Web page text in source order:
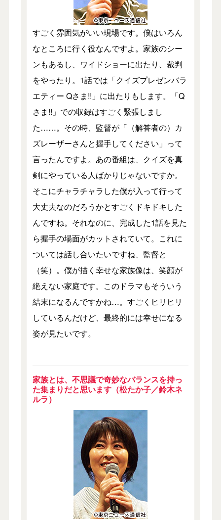
すごく雰囲気がいい現場です。僕はいろん
なところに行く役なんですよ。家族のシー
ンもあるし、ワイドショーに出たり、裁判
をやったり。1話では「クイズプレゼンバラ
エティー Qさま!!」に出たりもします。「Q
さま!!」での収録はすごく緊張しまし
た……。その時、監督が「（解答者の）カ
ズレーザーさんと握手してください」って
言ったんですよ。あの番組は、クイズを真
剣にやっている人ばかりじゃないですか。
そこにチャラチャラした僕が入って行って
大丈夫なのだろうかとすごくドキドキした
んですね。それなのに、完成した1話を見た
ら握手の場面がカットされていて。これに
ついては話し合いたいですね、監督と
（笑）。僕が描く幸せな家族像は、笑顔が
絶えない家庭です。このドラマもそういう
結末になるんですかね…。すごくヒリヒリ
しているんだけど、最終的には幸せになる
姿が見たいです。
家族とは、不思議で奇妙なバランスを持っ
た集まりだと思います（松たか子／鈴木ネ
ルラ）